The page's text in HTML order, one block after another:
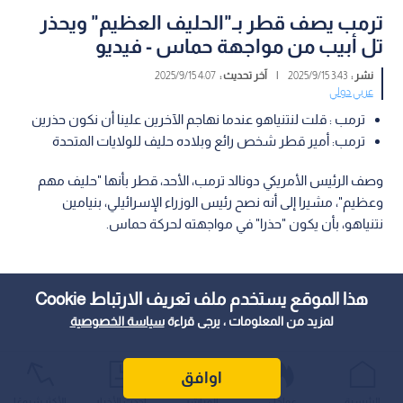
هذا الموقع يستخدم ملف تعريف الارتباط Cookie
لمزيد من المعلومات ، يرجى قراءةسياسة الخصوصية
اوافق
ترمب يصف قطر بـ"الحليف العظيم" ويحذر
تل أبيب من مواجهة حماس - فيديو
نشر :3:43 2025/9/15
| آخر تحديث :4:07 2025/9/15
عربي دولي
ترمب : قلت لنتنياهو عندما نهاجم الآخرين علينا أن نكون حذرين
ترمب: أمير قطر شخص رائع وبلاده حليف للولايات المتحدة
وصف الرئيس الأمريكي دونالد ترمب، الأحد، قطر بأنها "حليف مهم
وعظيم"، مشيرا إلى أنه نصح رئيس الوزراء الإسرائيلي، بنيامين
نتنياهو، بأن يكون "حذرا" في مواجهته لحركة حماس.